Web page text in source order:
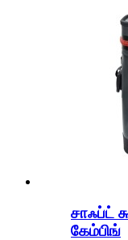
சாஃப்ட்
கேம்பிங்